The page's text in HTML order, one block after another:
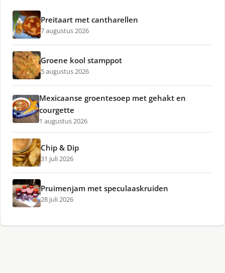
Preitaart met cantharellen
7 augustus 2026
Groene kool stamppot
5 augustus 2026
Mexicaanse groentesoep met gehakt en
courgette
1 augustus 2026
Chip & Dip
31 juli 2026
Pruimenjam met speculaaskruiden
28 juli 2026